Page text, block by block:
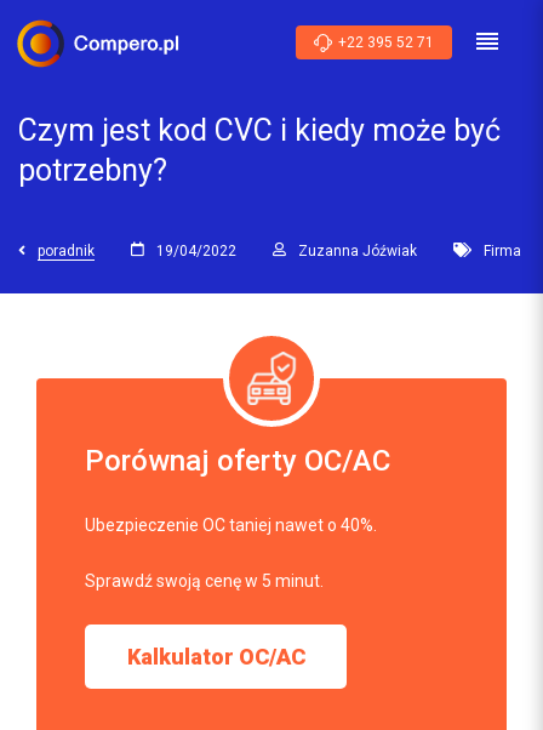
+22 395 52 71
Czym jest kod CVC i kiedy może być
potrzebny?
poradnik 19/04/2022 Zuzanna Jóźwiak Firma
Porównaj oferty OC/AC
Ubezpieczenie OC taniej nawet o 40%.
Sprawdź swoją cenę w 5 minut.
Kalkulator OC/AC